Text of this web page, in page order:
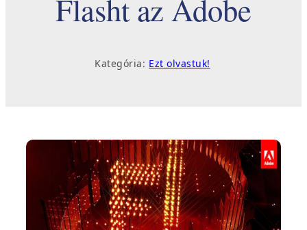
Flasht az Adobe
Kategória: Ezt olvastuk!